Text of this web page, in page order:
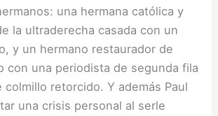
una hermana católica y
la ultraderecha casada con un
y un hermano restaurador de
con una periodista de segunda fila
colmillo retorcido. Y además Paul
una crisis personal al serle